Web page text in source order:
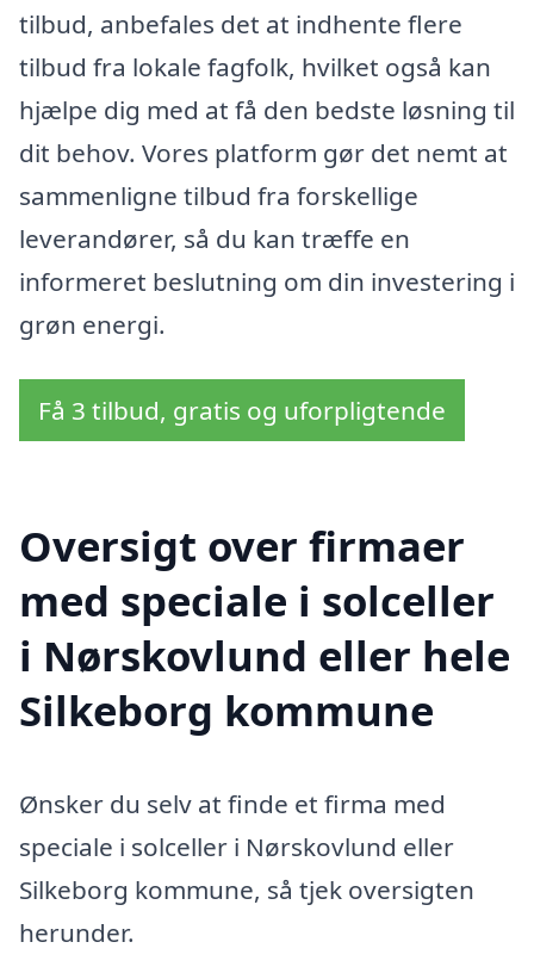
tilbud, anbefales det at indhente flere
tilbud fra lokale fagfolk, hvilket også kan
hjælpe dig med at få den bedste løsning til
dit behov. Vores platform gør det nemt at
sammenligne tilbud fra forskellige
leverandører, så du kan træffe en
informeret beslutning om din investering i
grøn energi.
Få 3 tilbud, gratis og uforpligtende
Oversigt over firmaer
med speciale i solceller
i Nørskovlund eller hele
Silkeborg kommune
Ønsker du selv at finde et firma med
speciale i solceller i Nørskovlund eller
Silkeborg kommune, så tjek oversigten
herunder.